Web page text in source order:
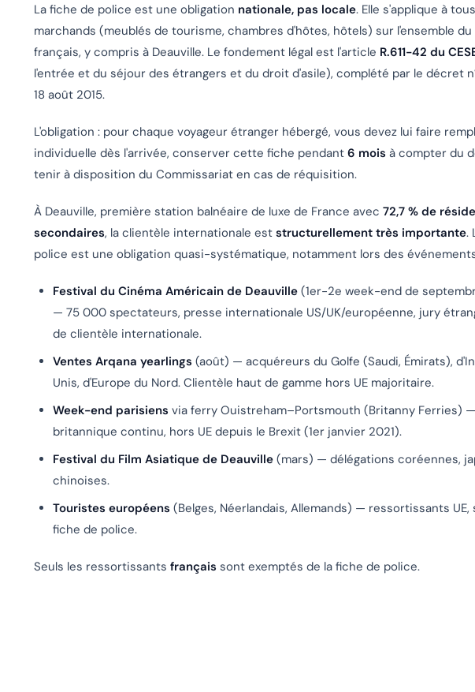
La fiche de police est une obligation nationale, pas locale. Elle s'applique à
marchands (meublés de tourisme, chambres d'hôtes, hôtels) sur l'ensemble
français, y compris à Deauville. Le fondement légal est l'article R.611-42 du
l'entrée et du séjour des étrangers et du droit d'asile), complété par le décret
18 août 2015.
L'obligation : pour chaque voyageur étranger hébergé, vous devez lui faire
individuelle dès l'arrivée, conserver cette fiche pendant 6 mois à compter du
tenir à disposition du Commissariat en cas de réquisition.
À Deauville, première station balnéaire de luxe de France avec 72,7 % de
secondaires, la clientèle internationale est structurellement très importante.
police est une obligation quasi-systématique, notamment lors des
Festival du Cinéma Américain de Deauville (1er-2e week-end de
— 75 000 spectateurs, presse internationale US/UK/européenne, jury
de clientèle internationale.
Ventes Arqana yearlings (août) — acquéreurs du Golfe (Saudi, Émirats),
Unis, d'Europe du Nord. Clientèle haut de gamme hors UE majoritaire.
Week-end parisiens via ferry Ouistreham–Portsmouth (Britanny Ferries)
britannique continu, hors UE depuis le Brexit (1er janvier 2021).
Festival du Film Asiatique de Deauville (mars) — délégations coréennes,
chinoises.
Touristes européens (Belges, Néerlandais, Allemands) — ressortissants UE,
fiche de police.
Seuls les ressortissants français sont exemptés de la fiche de police.